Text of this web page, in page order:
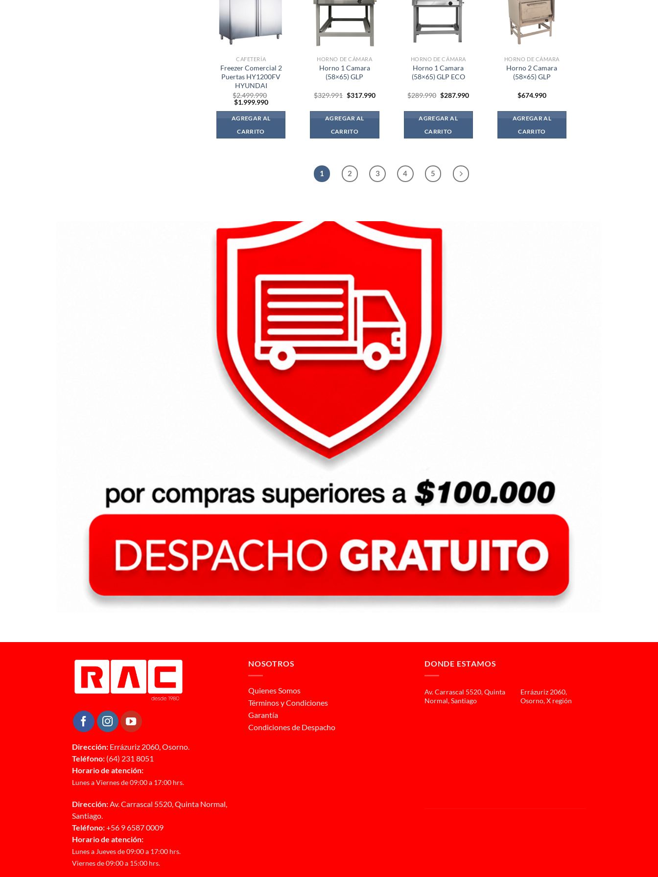
CAFETERÍA
Freezer Comercial 2
Puertas HY1200FV
HYUNDAI
$2.499.990
El
original
era:
$2.499.990.
$1.999.990El
actual
es:
AGREGAR AL
CARRITO
HORNO DE CÁMARA
Horno 1 Camara
(58×65) GLP
$329.991 El
era:
$329.991.
$317.990El
AGREGAR AL
CARRITO
HORNO DE CÁMARA
Horno 1 Camara
(58×65) GLP ECO
$289.990 El
era:
$289.990.
$287.990El
AGREGAR AL
CARRITO
HORNO DE CÁMARA
Horno 2 Camara
(58×65) GLP
$674.990
AGREGAR AL
CARRITO
1 2 3 4 5
Dirección: Errázuriz 2060, Osorno.
Teléfono: (64) 231 8051
Horario de atención:
Lunes a Viernes de 09:00 a 17:00 hrs.
Dirección: Av. Carrascal 5520, Quinta Normal,
Santiago.
Teléfono:+56 9 6587 0009
Horario de atención:
Lunes a Jueves de 09:00 a 17:00 hrs.
Viernes de 09:00 a 15:00 hrs.
NOSOTROS
Quienes Somos
Términos y Condiciones
Garantía
Condiciones de Despacho
DONDE ESTAMOS
Av. Carrascal 5520, Quinta
Normal, Santiago
Errázuriz 2060,
Osorno, X región